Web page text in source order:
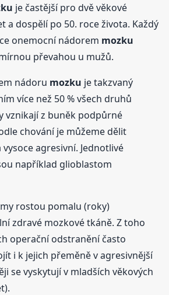
je častější pro dvě věkové
a dospělí po 50. roce života. Každý
onemocní nádorem mozku
převahou u mužů.
nádoru mozku je takzvaný
více než 50 % všech druhů
vznikají z buněk podpůrné
chování je můžeme dělit
agresivní. Jednotlivé
například glioblastom
rostou pomalu (roky)
zdravé mozkové tkáně. Z toho
operační odstranění často
i k jejich přeměně v agresivnější
se vyskytují v mladších věkových